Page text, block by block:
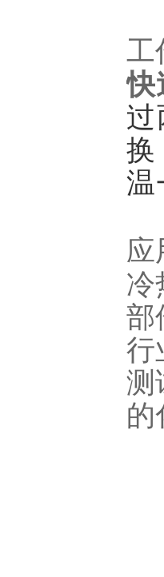
工
快
应
冷
部
行
测
的